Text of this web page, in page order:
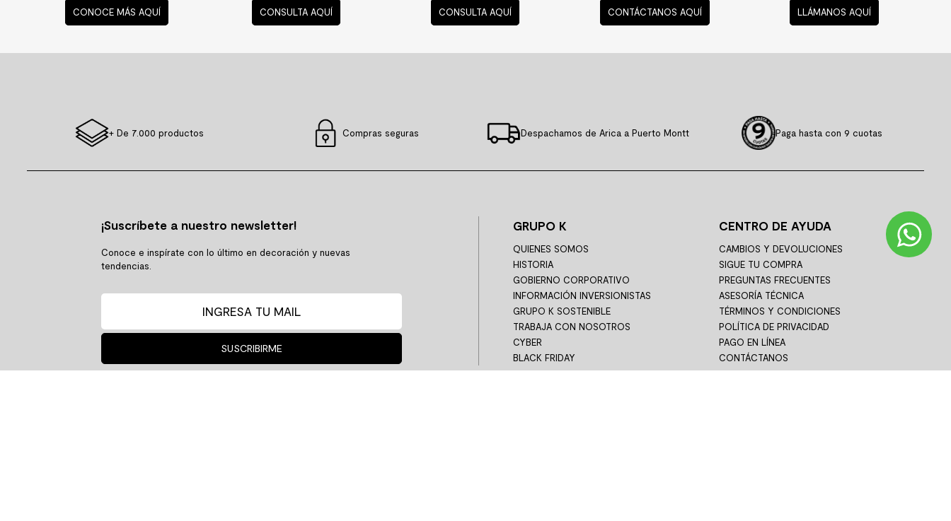
CONOCE MÁS AQUÍ CONSULTA AQUÍ CONSULTA AQUÍ CONTÁCTANOS AQUÍ LLÁMANOS AQUÍ
+ De 7.000 productos Compras seguras Despachamos de Arica a Puerto Montt Paga hasta con 9 cuotas
¡Suscríbete a nuestro newsletter!
Conoce e inspírate con lo último en decoración y nuevas
tendencias.
SUSCRIBIRME
GRUPO K
QUIENES SOMOS
HISTORIA
GOBIERNO CORPORATIVO
INFORMACIÓN INVERSIONISTAS
GRUPO K SOSTENIBLE
TRABAJA CON NOSOTROS
CYBER
BLACK FRIDAY
CENTRO DE AYUDA
CAMBIOS Y DEVOLUCIONES
SIGUE TU COMPRA
PREGUNTAS FRECUENTES
ASESORÍA TÉCNICA
TÉRMINOS Y CONDICIONES
POLÍTICA DE PRIVACIDAD
PAGO EN LÍNEA
CONTÁCTANOS